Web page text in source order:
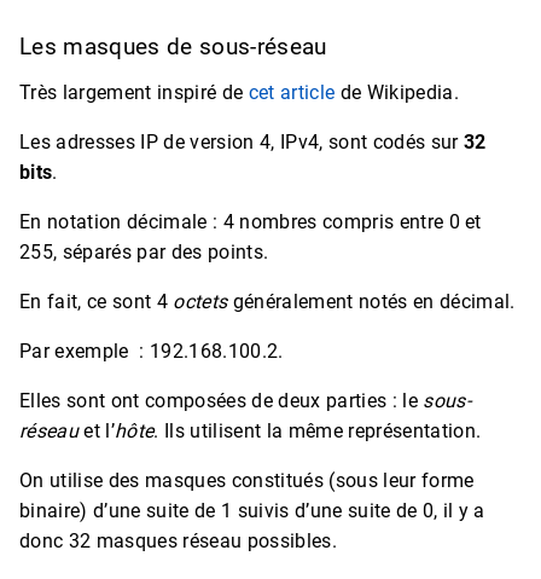
Les masques de sous-réseau
Très largement inspiré de cet article de Wikipedia.
Les adresses IP de version 4, IPv4, sont codés sur 32
bits.
En notation décimale : 4 nombres compris entre 0 et
255, séparés par des points.
En fait, ce sont 4 octetsgénéralement notés en décimal.
Par exemple : 192.168.100.2.
Elles sont ont composées de deux parties : le sous-
réseauet l’hôte. Ils utilisent la même représentation.
On utilise des masques constitués (sous leur forme
binaire) d’une suite de 1 suivis d’une suite de 0, il y a
donc 32 masques réseau possibles.